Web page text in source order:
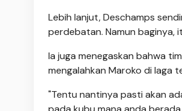
Lebih lanjut, Deschamps
perdebatan. Namun baginya,
Ia juga menegaskan bahwa
mengalahkan Maroko di laga
"Tentu nantinya pasti akan